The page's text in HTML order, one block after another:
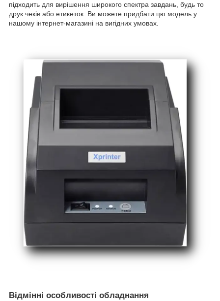
підходить для вирішення широкого спектра завдань, будь то
друк чеків або етикеток. Ви можете придбати цю модель у
нашому інтернет-магазині на вигідних умовах.
Відмінні особливості обладнання